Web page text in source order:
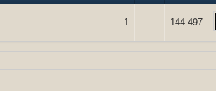
1 144.497